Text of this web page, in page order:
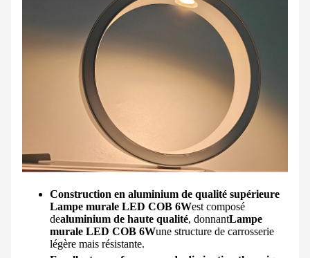
Construction en aluminium de qualité supérieure
Lampe murale LED COB 6West composé
dealuminium de haute qualité, donnantLampe
murale LED COB 6Wune structure de carrosserie
légère mais résistante.